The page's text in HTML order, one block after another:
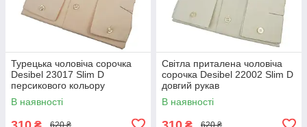
Турецька чоловіча сорочка
Desibel 23017 Slim D
персикового кольору
В наявності
Світла приталена чоловіча
сорочка Desibel 22002 Slim D
довгий рукав
В наявності